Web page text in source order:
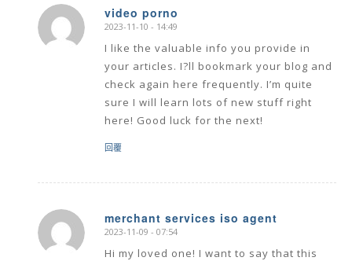
video porno
says:
2023-11-10 - 14:49
I like the valuable info you provide in
your articles. I?ll bookmark your blog and
check again here frequently. I’m quite
sure I will learn lots of new stuff right
here! Good luck for the next!
回覆
merchant services iso agent
says:
2023-11-09 - 07:54
Hi my loved one! I want to say that this